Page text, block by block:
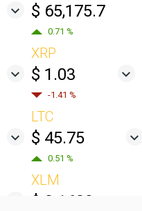
$ 65,175.7
0.71 %
XRP
$ 1.03
-1.41 %
LTC
$ 45.75
0.51 %
XLM
$ 0.1609